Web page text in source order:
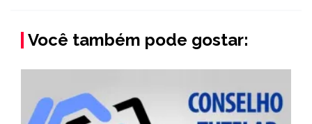
Você também pode gostar: